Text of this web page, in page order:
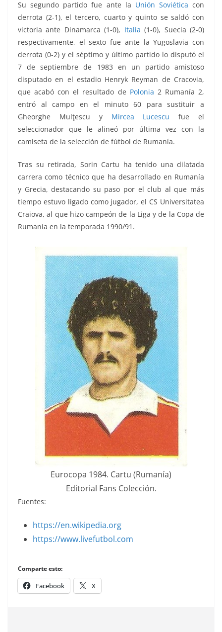
Su segundo partido fue ante la Unión Soviética con
derrota (2-1), el tercero, cuarto y quinto se saldó con
victoria ante Dinamarca (1-0), Italia (1-0), Suecia (2-0)
respectivamente, el sexto fue ante la Yugoslavia con
derrota (0-2) y el séptimo y último partido lo disputó el
7 de septiembre de 1983 en un partido amistoso
disputado en el estadio Henryk Reyman de Cracovia,
que acabó con el resultado de Polonia 2 Rumanía 2,
entró al campo en el minuto 60 para sustituir a
Gheorghe Mulţescu y Mircea Lucescu fue el
seleccionador que le alineó por última vez con la
camiseta de la selección de fútbol de Rumanía.
Tras su retirada, Sorin Cartu ha tenido una dilatada
carrera como técnico que ha desarrollado en Rumanía
y Grecia, destacando su paso por el club al que más
tiempo estuvo ligado como jugador, el CS Universitatea
Craiova, al que hizo campeón de la Liga y de la Copa de
Rumanía en la temporada 1990/91.
Eurocopa 1984. Cartu (Rumanía)
Editorial Fans Colección.
Fuentes:
https://en.wikipedia.org
https://www.livefutbol.com
Comparte esto:
Facebook X